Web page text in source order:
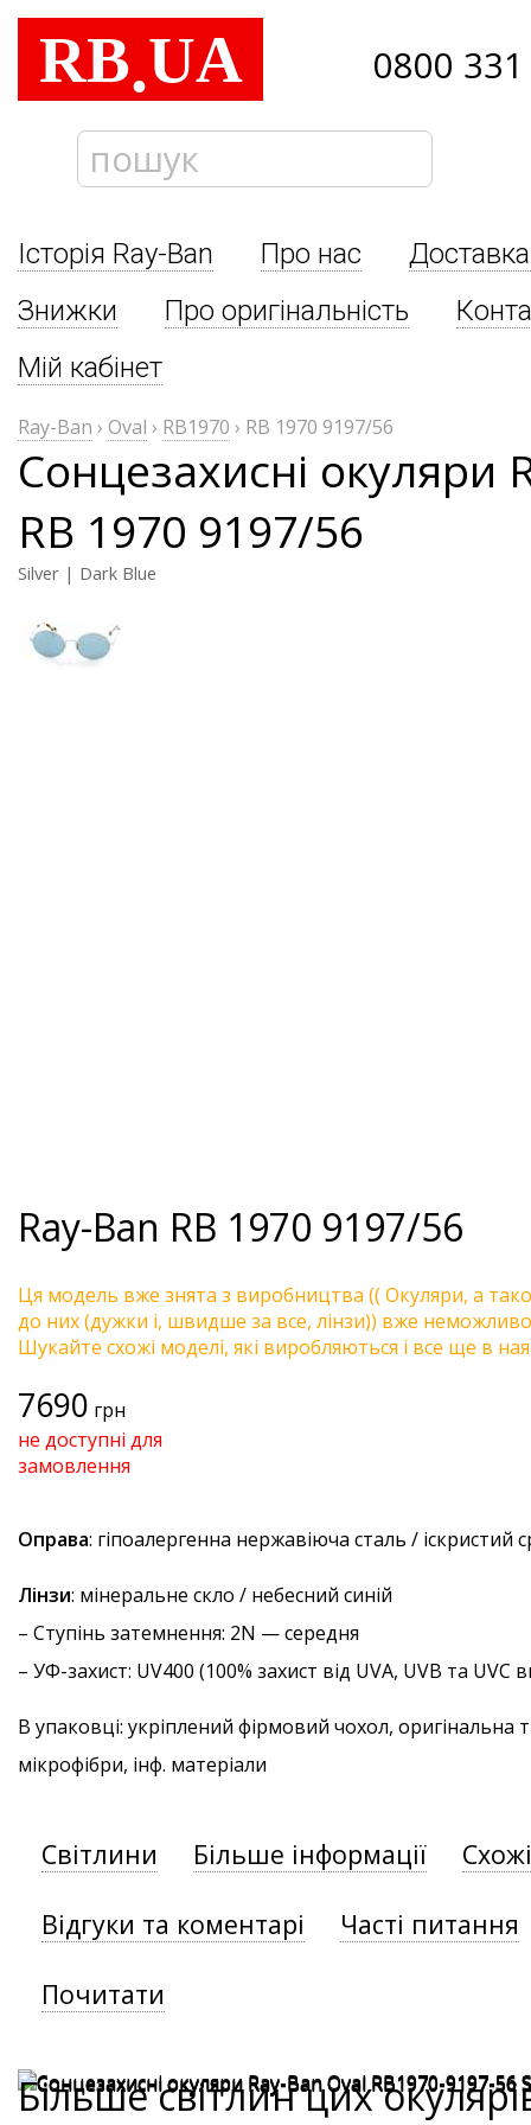
RB.UA 0800
Історія Ray-Ban Про нас
Знижки
Про оригінальність
Мій кабінет
Ray-Ban › Oval › RB1970 › RB 1970 9197/56
Сонцезахисні окуляри
RB 1970 9197/56
Silver | Dark Blue
Ray-Ban RB 1970 9197/56
Ця модель вже знята з виробництва (( Окуляри, а
до них (дужки і, швидше за все, лінзи)) вже неможливо
Шукайте схожі моделі, які виробляються і все ще в
7690 грн
не доступні для
замовлення
Оправа: гіпоалергенна нержавіюча сталь / іскристий
Лінзи: мінеральне скло / небесний синій
– Ступінь затемнення: 2N — середня
– УФ-захист: UV400 (100% захист від UVA, UVB та
В упаковці: укріплений фірмовий чохол, оригінальна
мікрофібри, інф. матеріали
Світлини Більше інформації
Відгуки та коментарі Часті питання
Почитати
Більше світлин цих